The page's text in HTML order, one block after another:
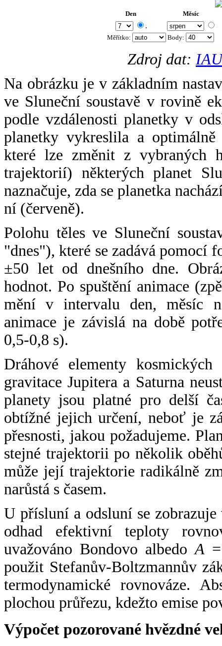
Den Měsíc
.
Měřítko: Body:
Zdroj dat:
Na obrázku je v základním
ve Sluneční soustavě v rovině
podle vzdálenosti planetky v
planetky vykreslila a
které lze změnit z vybraných
trajektorií) některých planet
naznačuje, zda se planetka
ní (červeně).
Polohu těles ve Sluneční
"dnes"), které se zadává pomocí
±50 let od dnešního dne.
hodnot. Po spuštění animace
mění v intervalu den, měsíc
animace je závislá na době
0,5-0,8 s).
Dráhové elementy
gravitace Jupitera a Saturna
planety jsou platné pro delší
obtížné jejich určení, neboť je
přesnosti, jakou požadujeme.
stejné trajektorii po několik
může její trajektorie radikálně
narůstá s časem.
U přísluní a odsluní se
odhad efektivní teploty
uvažováno Bondovo albedoA
použit Stefanův-Boltzmannův
termodynamické rovnováze.
plochou průřezu, kdežto emise
Výpočet pozorované hvězdné